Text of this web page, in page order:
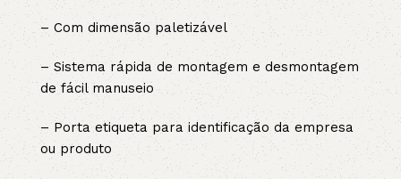
– Com dimensão paletizável
– Sistema rápida de montagem e desmontagem
de fácil manuseio
– Porta etiqueta para identificação da empresa
ou produto